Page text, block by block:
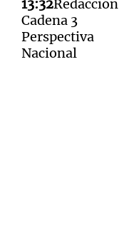
13:32Redacción
Cadena 3
Perspectiva
Nacional